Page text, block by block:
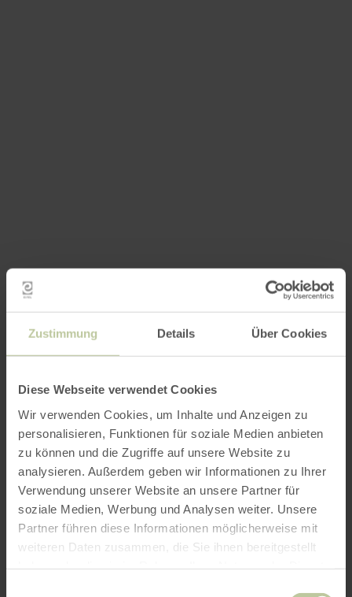
Zustimmung Details Über Cookies
Diese Webseite verwendet Cookies
Wir verwenden Cookies, um Inhalte und Anzeigen zu
personalisieren, Funktionen für soziale Medien anbieten
zu können und die Zugriffe auf unsere Website zu
analysieren. Außerdem geben wir Informationen zu Ihrer
Verwendung unserer Website an unsere Partner für
soziale Medien, Werbung und Analysen weiter. Unsere
Partner führen diese Informationen möglicherweise mit
weiteren Daten zusammen, die Sie ihnen bereitgestellt